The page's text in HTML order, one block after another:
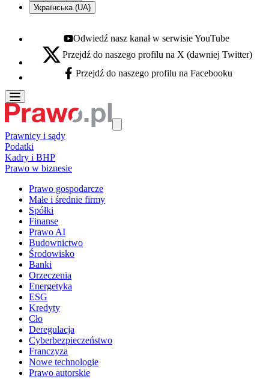
Українська (UA)
Youtube - otwiera się w nowej karcie
Odwiedź nasz kanał w serwisie YouTube
X - otwiera się w nowej karcie
Przejdź do naszego profilu na X (dawniej Twitter)
Facebook - otwiera się w nowej karcie
Przejdź do naszego profilu na Facebooku
Prawnicy i sądy
Podatki
Kadry i BHP
Prawo w biznesie
Prawo gospodarcze
Małe i średnie firmy
Spółki
Finanse
Prawo AI
Budownictwo
Środowisko
Banki
Orzeczenia
Energetyka
ESG
Kredyty
Cło
Deregulacja
Cyberbezpieczeństwo
Franczyza
Nowe technologie
Prawo autorskie